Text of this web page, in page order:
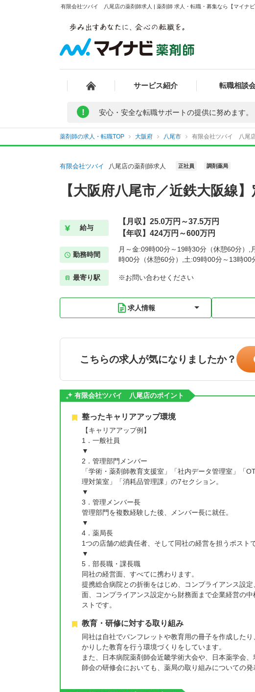
有限会社ツバイ 八尾店の薬剤師求人 | 薬剤師 求人・転職・募集なら【マイナビ
サービス紹介 転職相談
! 安心・安全な転職サポートの提供に努めます。
薬剤師の求人・転職TOP 大阪府 八尾市 有限会社ツバイ 八尾
有限会社ツバイ 八尾店の薬剤師求人 正社員 調剤薬局
【大阪府八尾市／近鉄大阪線
給与
【月収】25.0万円～37.5万円
【年収】424万円～600万円
勤務時間
月～金:09時00分～19時30分（休憩60分）,
時00分（休憩60分）,土:09時00分～13時00
最寄り駅 ※お問い合わせください
求人情報
こちらの求人が気になりましたか？
有限会社ツバイ 八尾店のポイント
整ったキャリアアップ環境
【キャリアアップ例】
1．一般社員
▼
2．管理部門メンバー
「学術・薬剤師教育支援室」「社内データ管理室」「
理対策室」「消耗品管理課」の7セクション。
▼
3．管理メンバー長
管理部門を複数経験した後、メンバー長に就任。
▼
4．薬局長
1つの店舗の総責任者、そして同社の経営を担うポストで
▼
5．部長職・課長職
同社の経営面、すべてに携わります。
提携総合病院との折衝をはじめ、コンプライアンス設
面、コンプライアンス設定から財務面まで企業経営の
ストです。
教育・研修に対する取り組み
同社は自社でパンフレットや教育用の冊子を作成した
かりした教育を行う環境づくりをしています。
また、日本病院薬剤師会近畿学術大会や、日本薬学会
師会の研修会においても、薬局の取り組みについての